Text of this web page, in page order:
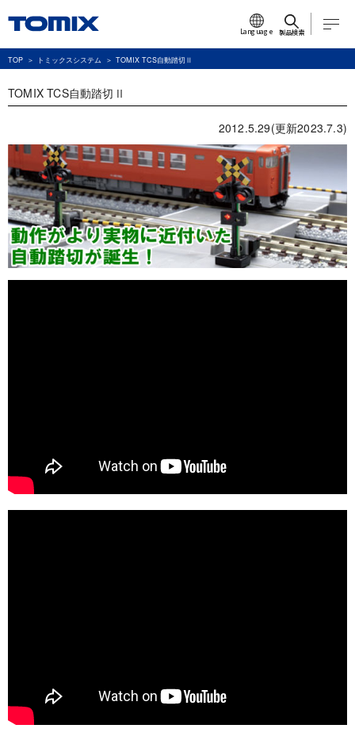
Language 製品検索
TOP トミックスシステム TOMIX TCS自動踏切Ⅱ
TOMIX TCS自動踏切Ⅱ
2012.5.29(更新2023.7.3)